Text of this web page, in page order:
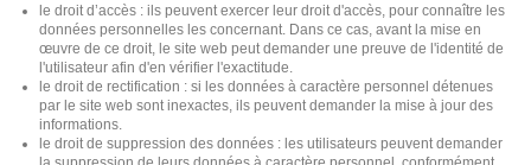
le droit d’accès : ils peuvent exercer leur droit d'accès, pour connaître les
données personnelles les concernant. Dans ce cas, avant la mise en
œuvre de ce droit, le site web peut demander une preuve de l'identité de
l'utilisateur afin d'en vérifier l'exactitude.
le droit de rectification : si les données à caractère personnel détenues
par le site web sont inexactes, ils peuvent demander la mise à jour des
informations.
le droit de suppression des données : les utilisateurs peuvent demander